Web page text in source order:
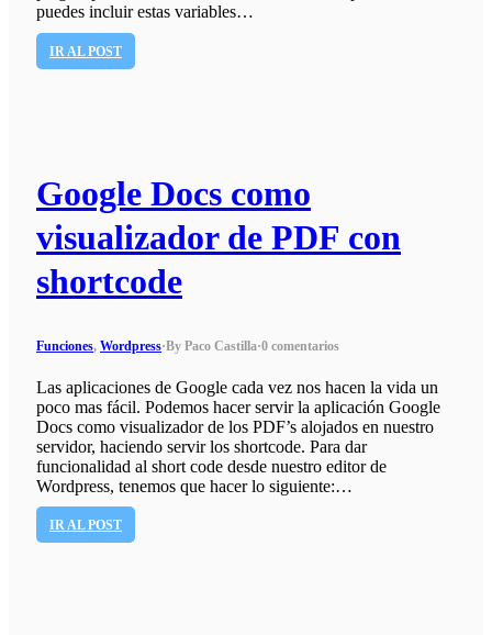
puedes incluir estas variables…
IR AL POST
Google Docs como
visualizador de PDF con
shortcode
Funciones, Wordpress·By Paco Castilla·0 comentarios
Las aplicaciones de Google cada vez nos hacen la vida un
poco mas fácil. Podemos hacer servir la aplicación Google
Docs como visualizador de los PDF’s alojados en nuestro
servidor, haciendo servir los shortcode. Para dar
funcionalidad al short code desde nuestro editor de
Wordpress, tenemos que hacer lo siguiente:…
IR AL POST